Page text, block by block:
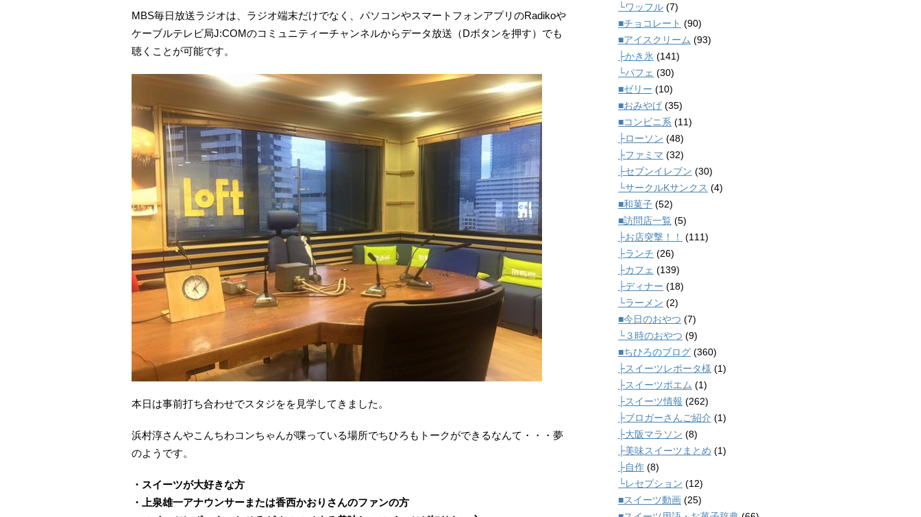
MBS毎日放送ラジオは、ラジオ端末だけでなく、パソコンやスマートフォンアプリのRadikoや
ケーブルテレビ局J:COMのコミュニティーチャンネルからデータ放送（Dボタンを押す）でも
聴くことが可能です。
本日は事前打ち合わせでスタジをを見学してきました。
浜村淳さんやこんちわコンちゃんが喋っている場所でちひろもトークができるなんて・・・夢
のようです。
・スイーツが大好きな方
・上泉雄一アナウンサーまたは香西かおりさんのファンの方
└ワッフル (7)
■チョコレート (90)
■アイスクリーム (93)
├かき氷 (141)
└パフェ (30)
■ゼリー (10)
■おみやげ (35)
■コンビニ系 (11)
├ローソン (48)
├ファミマ (32)
├セブンイレブン (30)
└サークルKサンクス (4)
■和菓子 (52)
■訪問店一覧 (5)
├お店突撃！！
(111)
├ランチ (26)
├カフェ (139)
├ディナー (18)
└ラーメン (2)
■今日のおやつ (7)
└３時のおやつ (9)
■ちひろのブログ (360)
├スイーツレポータ様 (1)
├スイーツポエム (1)
├スイーツ情報 (262)
├ブロガーさんご紹介 (1)
├大阪マラソン (8)
├美味スイーツまとめ (1)
├自作 (8)
└レセプション (12)
■スイーツ動画 (25)